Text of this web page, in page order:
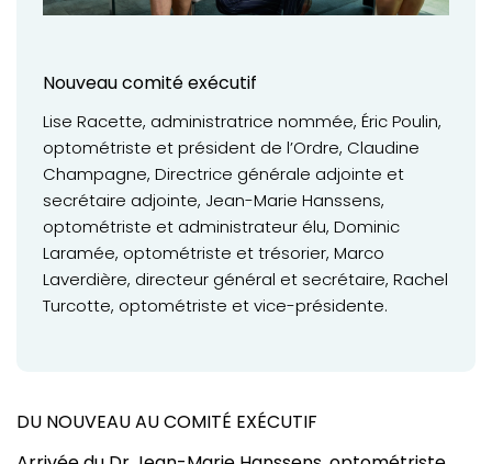
Nouveau comité exécutif
Lise Racette, administratrice nommée, Éric Poulin,
optométriste et président de l’Ordre, Claudine
Champagne, Directrice générale adjointe et
secrétaire adjointe, Jean-Marie Hanssens,
optométriste et administrateur élu, Dominic
Laramée, optométriste et trésorier, Marco
Laverdière, directeur général et secrétaire, Rachel
Turcotte, optométriste et vice-présidente.
DU NOUVEAU AU COMITÉ EXÉCUTIF